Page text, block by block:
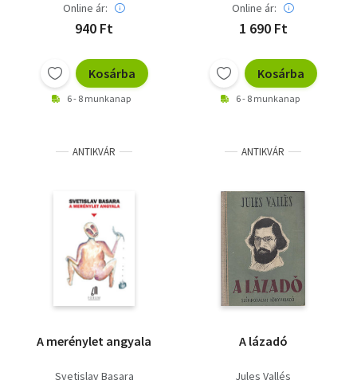
Online ár:
940 Ft
Kosárba
6 - 8 munkanap
Online ár:
1 690 Ft
Kosárba
6 - 8 munkanap
ANTIKVÁR
A merénylet angyala
Svetislav Basara
ANTIKVÁR
A lázadó
Jules Vallés